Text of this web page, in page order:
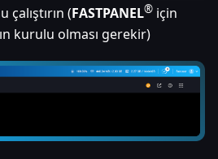
(FASTPANEL® için
kurulu olması gerekir)